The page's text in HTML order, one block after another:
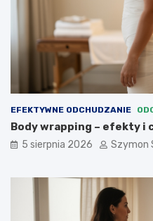
EFEKTYWNE ODCHUDZANIE
Body wrapping – efekty i
5 sierpnia 2026 Szymon